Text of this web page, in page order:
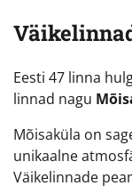
Eesti 47 linna
linnad nagu
Mõisaküla on
unikaalne
Väikelinnade